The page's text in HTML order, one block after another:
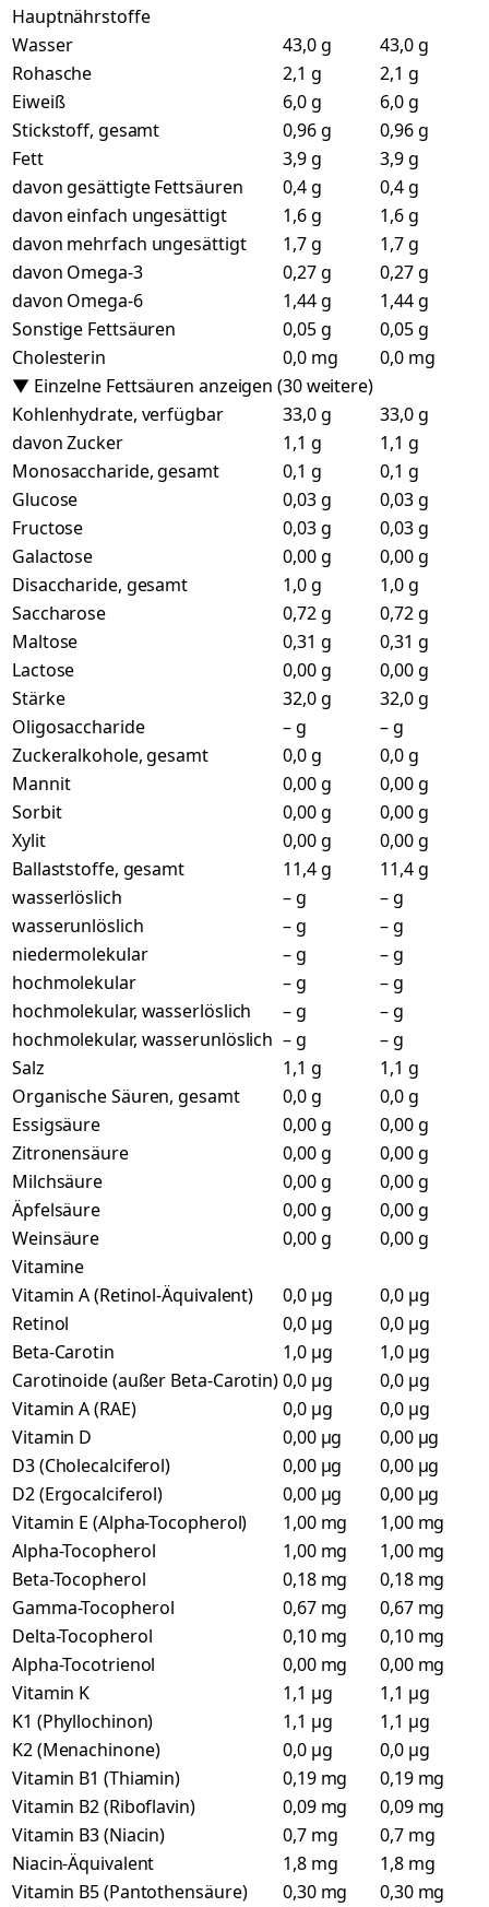
Hauptnährstoffe
Wasser
43,0 g
43,0 g
Rohasche
2,1 g
2,1 g
Eiweiß
6,0 g
6,0 g
Stickstoff, gesamt
0,96 g
0,96 g
Fett
3,9 g
3,9 g
davon gesättigte Fettsäuren
0,4 g
0,4 g
davon einfach ungesättigt
1,6 g
1,6 g
davon mehrfach ungesättigt
1,7 g
1,7 g
davon Omega-3
0,27 g
0,27 g
davon Omega-6
1,44 g
1,44 g
Sonstige Fettsäuren
0,05 g
0,05 g
Cholesterin
0,0 mg
0,0 mg
▼ Einzelne Fettsäuren anzeigen (30 weitere)
Kohlenhydrate, verfügbar
33,0 g
33,0 g
davon Zucker
1,1 g
1,1 g
Monosaccharide, gesamt
0,1 g
0,1 g
Glucose
0,03 g
0,03 g
Fructose
0,03 g
0,03 g
Galactose
0,00 g
0,00 g
Disaccharide, gesamt
1,0 g
1,0 g
Saccharose
0,72 g
0,72 g
Maltose
0,31 g
0,31 g
Lactose
0,00 g
0,00 g
Stärke
32,0 g
32,0 g
Oligosaccharide
– g
– g
Zuckeralkohole, gesamt
0,0 g
0,0 g
Mannit
0,00 g
0,00 g
Sorbit
0,00 g
0,00 g
Xylit
0,00 g
0,00 g
Ballaststoffe, gesamt
11,4 g
11,4 g
wasserlöslich
– g
– g
wasserunlöslich
– g
– g
niedermolekular
– g
– g
hochmolekular
– g
– g
hochmolekular, wasserlöslich
– g
– g
hochmolekular, wasserunlöslich – g
– g
Salz
1,1 g
1,1 g
Organische Säuren, gesamt
0,0 g
0,0 g
Essigsäure
0,00 g
0,00 g
Zitronensäure
0,00 g
0,00 g
Milchsäure
0,00 g
0,00 g
Äpfelsäure
0,00 g
0,00 g
Weinsäure
0,00 g
0,00 g
Vitamine
Vitamin A (Retinol-Äquivalent)
0,0 µg
0,0 µg
Retinol
0,0 µg
0,0 µg
Beta-Carotin
1,0 µg
1,0 µg
Carotinoide (außer Beta-Carotin)0,0 µg
0,0 µg
Vitamin A (RAE)
0,0 µg
0,0 µg
Vitamin D
0,00 µg
0,00 µg
D3 (Cholecalciferol)
0,00 µg
0,00 µg
D2 (Ergocalciferol)
0,00 µg
0,00 µg
Vitamin E (Alpha-Tocopherol)
1,00 mg
1,00 mg
Alpha-Tocopherol
1,00 mg
1,00 mg
Beta-Tocopherol
0,18 mg
0,18 mg
Gamma-Tocopherol
0,67 mg
0,67 mg
Delta-Tocopherol
0,10 mg
0,10 mg
Alpha-Tocotrienol
0,00 mg
0,00 mg
Vitamin K
1,1 µg
1,1 µg
K1 (Phyllochinon)
1,1 µg
1,1 µg
K2 (Menachinone)
0,0 µg
0,0 µg
Vitamin B1 (Thiamin)
0,19 mg
0,19 mg
Vitamin B2 (Riboflavin)
0,09 mg
0,09 mg
Vitamin B3 (Niacin)
0,7 mg
0,7 mg
Niacin-Äquivalent
1,8 mg
1,8 mg
Vitamin B5 (Pantothensäure)
0,30 mg
0,30 mg